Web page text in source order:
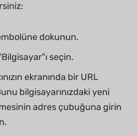
dokunun.
seçin.
ekranında bir URL
bilgisayarınızdaki yeni
adres çubuğuna girin